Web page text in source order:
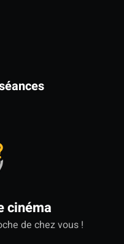
cinéma
de chez vous !